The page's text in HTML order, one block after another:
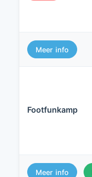
Meer info
Footfunkamp
Meer info